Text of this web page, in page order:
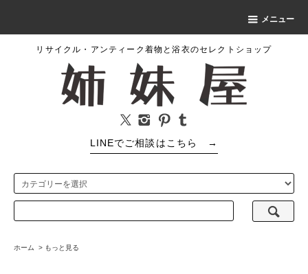
メニュー
リサイクル・アンティーク着物と浴衣のセレクトショップ
LINEでご相談はこちら →
ホーム > もっと見る